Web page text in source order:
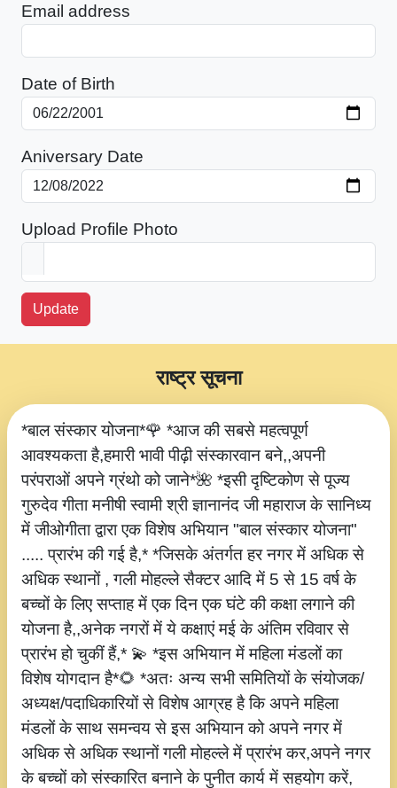
Email address
Date of Birth
Aniversary Date
Upload Profile Photo
Update
*बाल संस्कार योजना*🌹 *आज की सबसे महत्वपूर्ण
आवश्यकता है,हमारी भावी पीढ़ी संस्कारवान बने,,अपनी
परंपराओं अपने ग्रंथो को जाने*🌺 *इसी दृष्टिकोण से पूज्य
गुरुदेव गीता मनीषी स्वामी श्री ज्ञानानंद जी महाराज के सानिध्य
में जीओगीता द्वारा एक विशेष अभियान "बाल संस्कार योजना"
..... प्रारंभ की गई है,* *जिसके अंतर्गत हर नगर में अधिक से
अधिक स्थानों , गली मोहल्ले सैक्टर आदि में 5 से 15 वर्ष के
बच्चों के लिए सप्ताह में एक दिन एक घंटे की कक्षा लगाने की
योजना है,,अनेक नगरों में ये कक्षाएं मई के अंतिम रविवार से
प्रारंभ हो चुकीं हैं,* 💫 *इस अभियान में महिला मंडलों का
विशेष योगदान है*🌻 *अतः अन्य सभी समितियों के संयोजक/
अध्यक्ष/पदाधिकारियों से विशेष आग्रह है कि अपने महिला
मंडलों के साथ समन्वय से इस अभियान को अपने नगर में
अधिक से अधिक स्थानों गली मोहल्ले में प्रारंभ कर,अपने नगर
के बच्चों को संस्कारित बनाने के पुनीत कार्य में सहयोग करें,
राष्ट्र सूचना